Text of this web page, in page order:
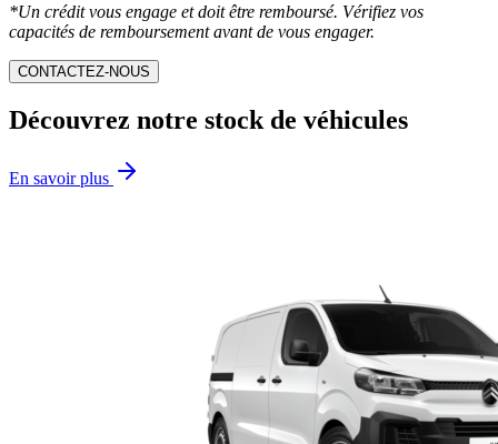
*Un crédit vous engage et doit être remboursé. Vérifiez vos
capacités de remboursement avant de vous engager.
CONTACTEZ-NOUS
Découvrez notre stock de véhicules
En savoir plus